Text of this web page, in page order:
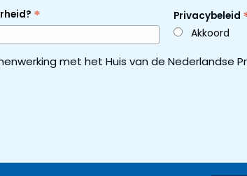
* Privacybeleid
Akkoord
met het Huis van de Nederlandse